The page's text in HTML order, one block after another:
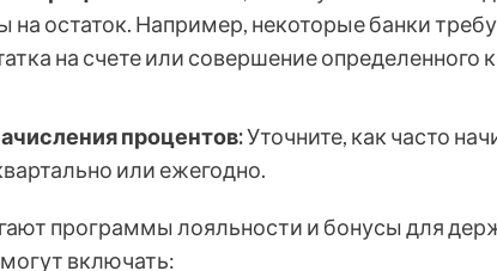
на остаток. Например, некоторые банки
на счете или совершение определенного
процентов:Уточните, как часто
или ежегодно.
программы лояльности и бонусы для
включать: